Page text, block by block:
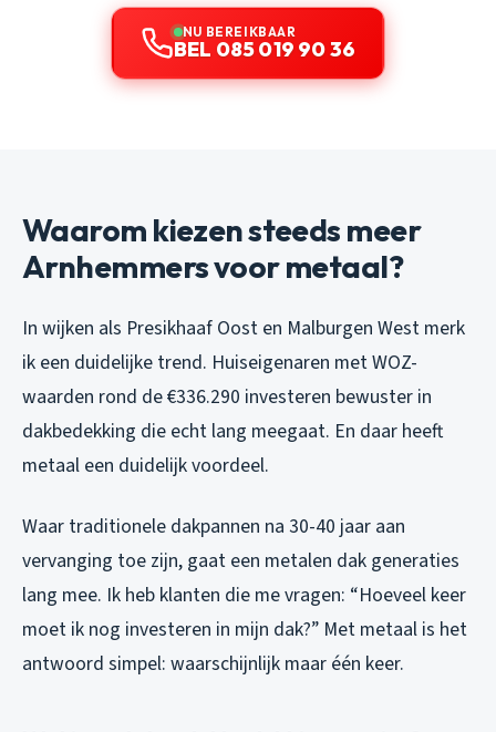
NU BEREIKBAAR
BEL 085 019 90 36
Waarom kiezen steeds meer
Arnhemmers voor metaal?
In wijken als Presikhaaf Oost en Malburgen West merk
ik een duidelijke trend. Huiseigenaren met WOZ-
waarden rond de €336.290 investeren bewuster in
dakbedekking die echt lang meegaat. En daar heeft
metaal een duidelijk voordeel.
Waar traditionele dakpannen na 30-40 jaar aan
vervanging toe zijn, gaat een metalen dak generaties
lang mee. Ik heb klanten die me vragen: “Hoeveel keer
moet ik nog investeren in mijn dak?” Met metaal is het
antwoord simpel: waarschijnlijk maar één keer.